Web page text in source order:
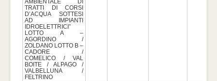
TRATTI DI CORSI
D’ACQUA SOTTESI
AD IMPIANTI
IDROELETTRICI”
LOTTO A –
AGORDINO /
ZOLDANO LOTTO B –
CADORE /
COMELICO / VAL
BOITE / ALPAGO /
VALBELLUNA /
FELTRINO